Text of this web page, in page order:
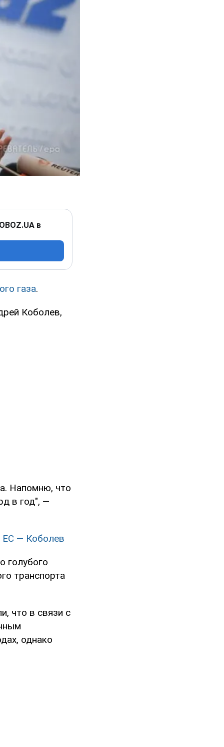
в
газа.
Коболев,
Напомню, что
в год", —
ЕС — Коболев
голубого
транспорта
что в связи с
однако